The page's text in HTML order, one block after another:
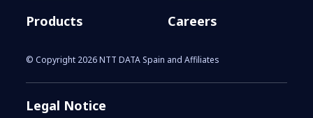
Products
Careers
© Copyright 2026 NTT DATA Spain and Affiliates
Legal Notice